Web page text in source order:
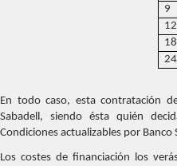
9
12
18
24
En todo caso, esta contratación
Sabadell, siendo ésta quién
Condiciones actualizables por Banco
Los costes de financiación los